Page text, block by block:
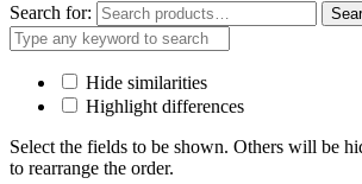
Search for:
Hide similarities
Highlight differences
Select the fields to be shown. Others will be
to rearrange the order.